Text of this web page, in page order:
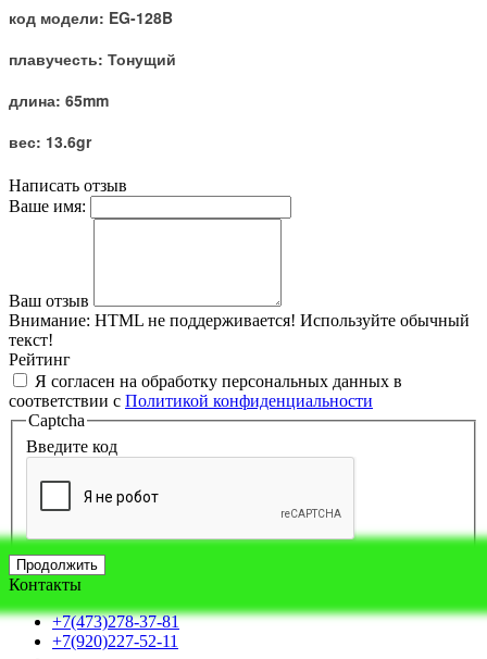
код модели: EG-128B
плавучесть: Тонущий
длина: 65mm
вес: 13.6gr
Написать отзыв
Ваше имя:
Ваш отзыв
Внимание: HTML не поддерживается! Используйте обычный
текст!
Рейтинг
Я согласен на обработку персональных данных в
соответствии с Политикой конфиденциальности
Captcha
Введите код
Продолжить
Контакты
+7(473)278-37-81
+7(920)227-52-11